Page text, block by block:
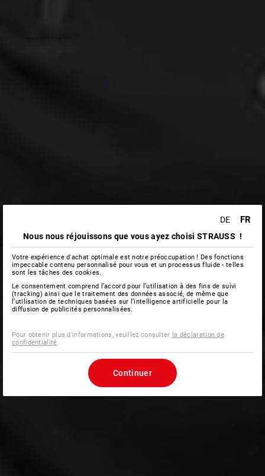
DE FR
Nous nous réjouissons que vous ayez choisi STRAUSS !
Votre expérience d'achat optimale est notre préoccupation ! Des fonctions
impeccable contenu personnalisé pour vous et un processus fluide - telles
sont les tâches des cookies.
Le consentement comprend l’accord pour l’utilisation à des fins de suivi
(tracking) ainsi que le traitement des données associé, de même que
l’utilisation de techniques basées sur l’intelligence artificielle pour la
diffusion de publicités personnalisées.
Pour obtenir plus d'informations, veuillez consulter la déclaration de
confidentialité
Continuer